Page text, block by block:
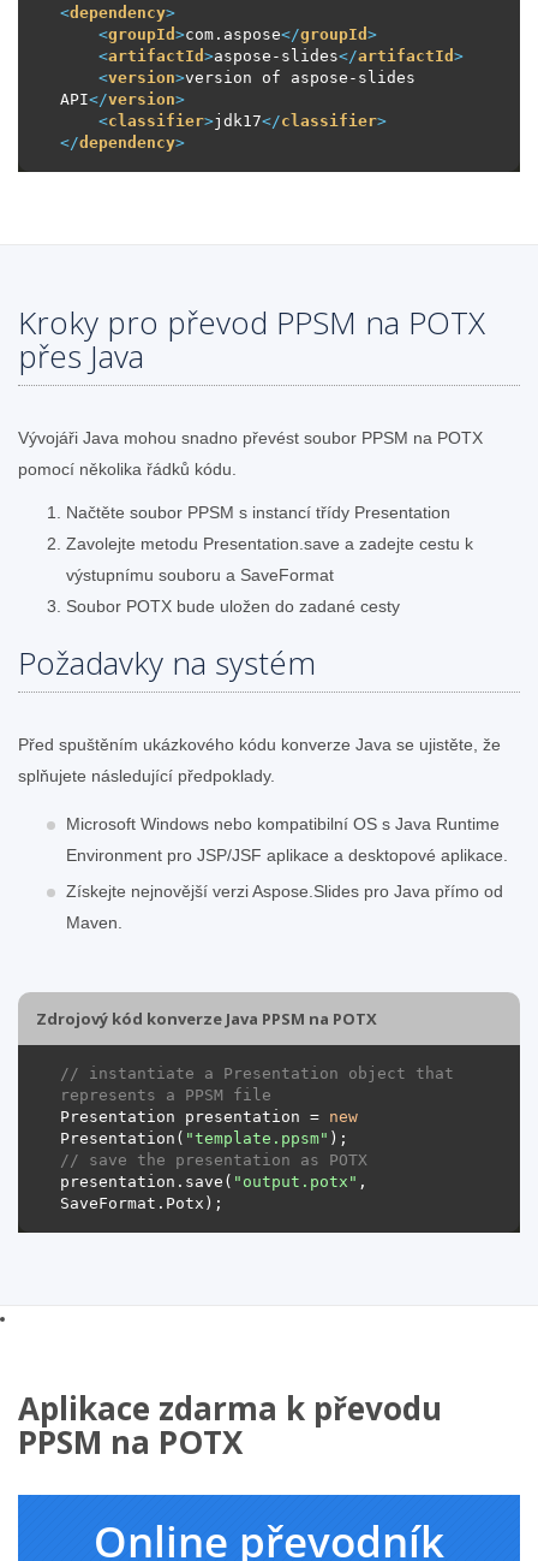
<dependency>
<groupId >com.aspose</groupId >
<artifactId >aspose-slides</artifactId >
<version>version of aspose-slides
API</version>
<classifier>jdk17</classifier>
</dependency>
Kroky pro převod PPSM na POTX
přes Java
Vývojáři Java mohou snadno převést soubor PPSM na POTX
pomocí několika řádků kódu.
Načtěte soubor PPSM s instancí třídy Presentation
Zavolejte metodu Presentation.save a zadejte cestu k
výstupnímu souboru a SaveFormat
Soubor POTX bude uložen do zadané cesty
Požadavky na systém
Před spuštěním ukázkového kódu konverze Java se ujistěte, že
splňujete následující předpoklady.
Microsoft Windows nebo kompatibilní OS s Java Runtime
Environment pro JSP/JSF aplikace a desktopové aplikace.
Získejte nejnovější verzi Aspose.Slides pro Java přímo od
Maven.
Zdrojový kód konverze Java PPSM na POTX
// instantiate a Presentation object that
represents a PPSM file
Presentation presentation = new
Presentation( "template.ppsm"
// save the presentation as POTX
presentation.save( "output.potx" ,
Aplikace zdarma k převodu
PPSM na POTX